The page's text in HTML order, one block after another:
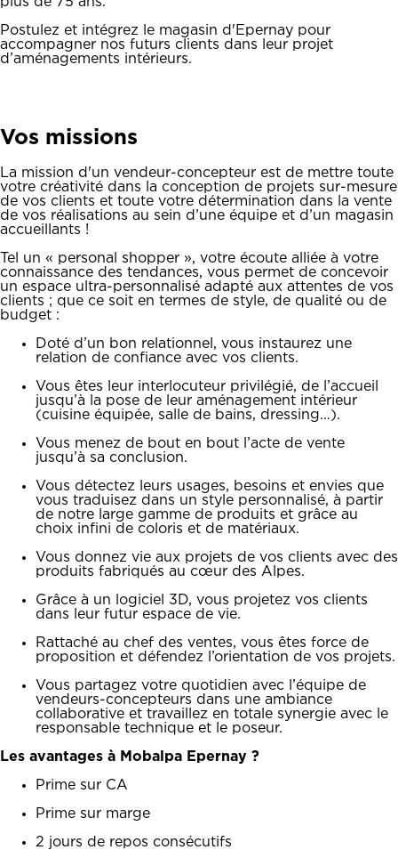
Postulez et intégrez le magasin d'Epernay pour
accompagner nos futurs clients dans leur projet
d’aménagements intérieurs.
Vos missions
La mission d'un vendeur-concepteur est de mettre toute
votre créativité dans la conception de projets sur-mesure
de vos clients et toute votre détermination dans la vente
de vos réalisations au sein d’une équipe et d’un magasin
accueillants !
Tel un « personal shopper », votre écoute alliée à votre
connaissance des tendances, vous permet de concevoir
un espace ultra-personnalisé adapté aux attentes de vos
clients ; que ce soit en termes de style, de qualité ou de
budget :
Doté d’un bon relationnel, vous instaurez une
relation de confiance avec vos clients.
Vous êtes leur interlocuteur privilégié, de l’accueil
jusqu’à la pose de leur aménagement intérieur
(cuisine équipée, salle de bains, dressing…).
Vous menez de bout en bout l’acte de vente
jusqu’à sa conclusion.
Vous détectez leurs usages, besoins et envies que
vous traduisez dans un style personnalisé, à partir
de notre large gamme de produits et grâce au
choix infini de coloris et de matériaux.
Vous donnez vie aux projets de vos clients avec des
produits fabriqués au cœur des Alpes.
Grâce à un logiciel 3D, vous projetez vos clients
dans leur futur espace de vie.
Rattaché au chef des ventes, vous êtes force de
proposition et défendez l’orientation de vos projets.
Vous partagez votre quotidien avec l’équipe de
vendeurs-concepteurs dans une ambiance
collaborative et travaillez en totale synergie avec le
responsable technique et le poseur.
Les avantages à Mobalpa Epernay ?
Prime sur CA
Prime sur marge
2 jours de repos consécutifs